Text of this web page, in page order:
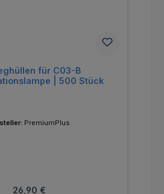
für C03-B
| 500 Stück
PremiumPlus
Regulärer Preis:
26,90 €